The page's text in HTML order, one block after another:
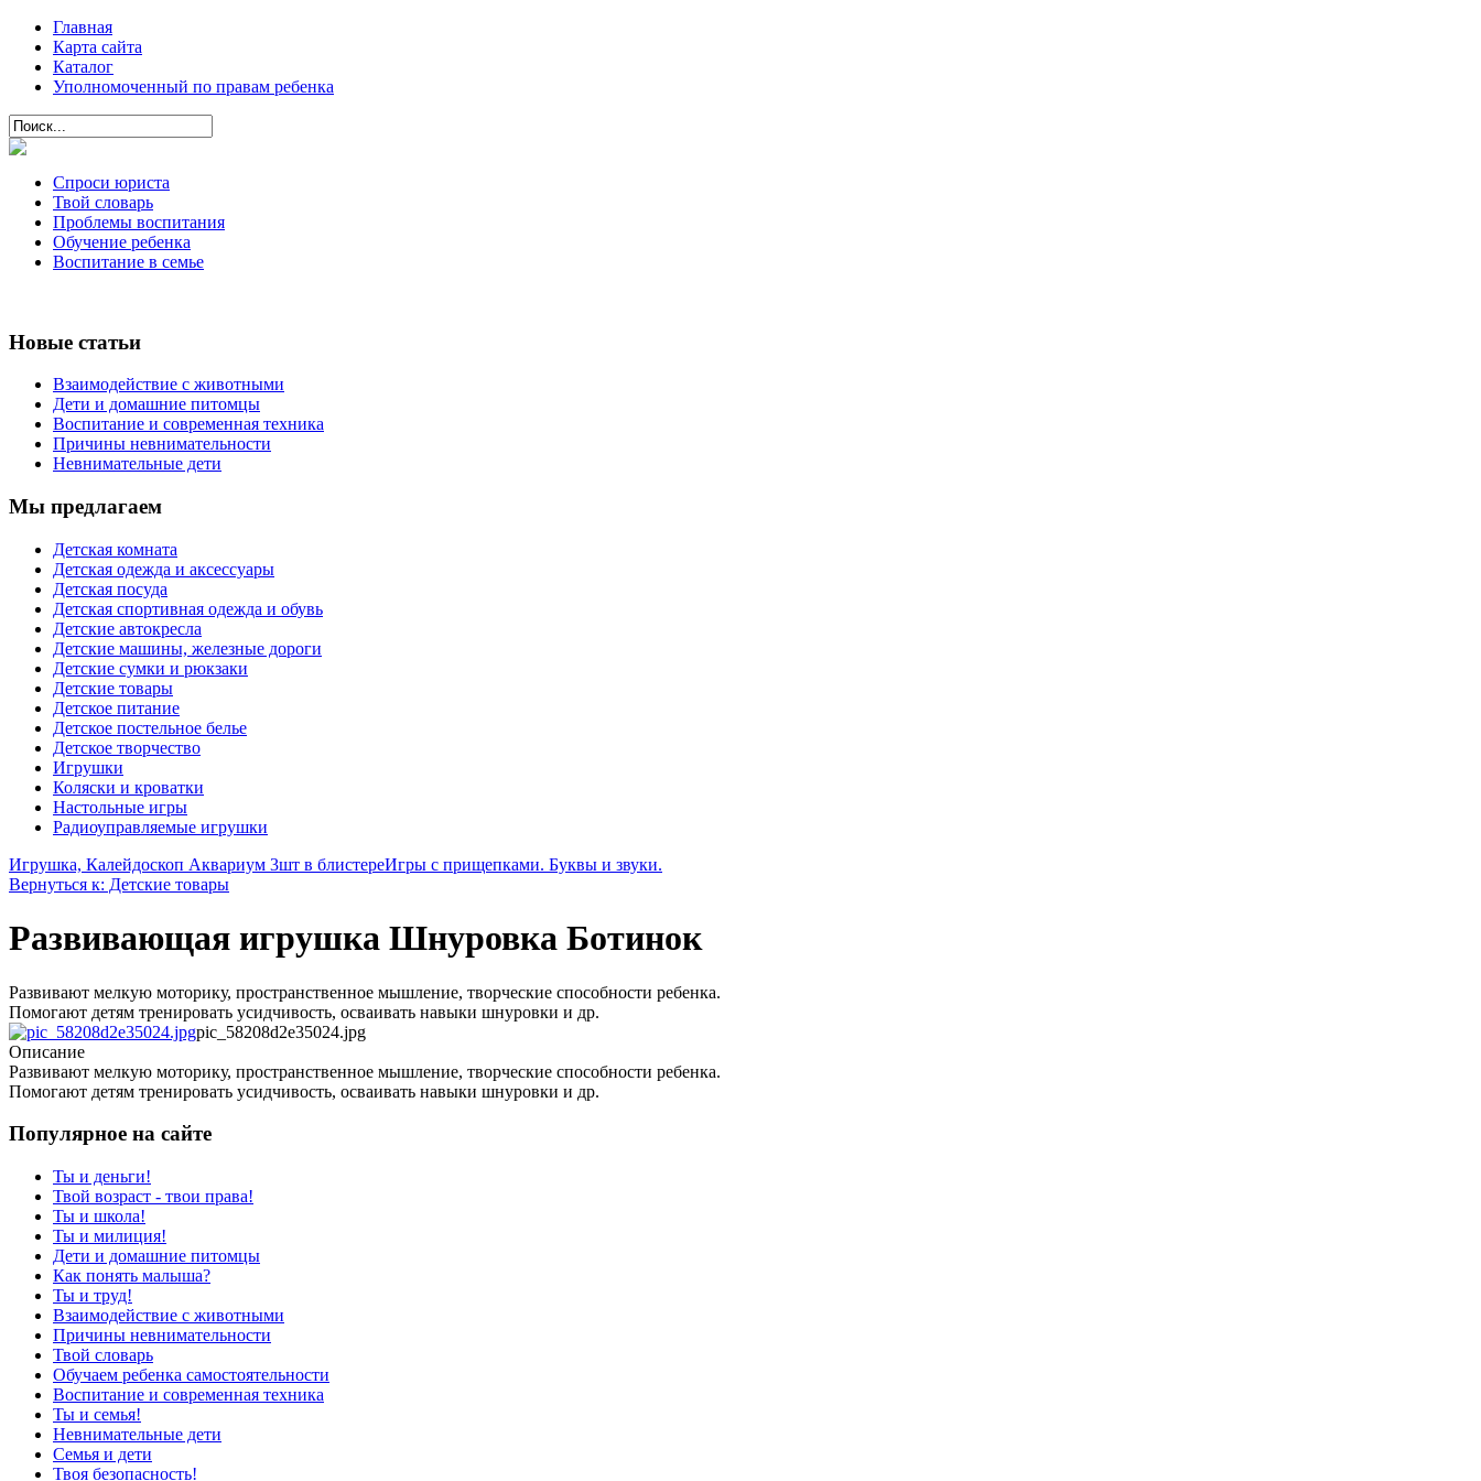
Главная
Карта сайта
Каталог
Уполномоченный по правам ребенка
Спроси юриста
Твой словарь
Проблемы воспитания
Обучение ребенка
Воспитание в семье
Новые статьи
Взаимодействие с животными
Дети и домашние питомцы
Воспитание и современная техника
Причины невнимательности
Невнимательные дети
Мы предлагаем
Детская комната
Детская одежда и аксессуары
Детская посуда
Детская спортивная одежда и обувь
Детские автокресла
Детские машины, железные дороги
Детские сумки и рюкзаки
Детские товары
Детское питание
Детское постельное белье
Детское творчество
Игрушки
Коляски и кроватки
Настольные игры
Радиоуправляемые игрушки
Игрушка, Калейдоскоп Аквариум 3шт в блистереИгры с прищепками. Буквы и звуки.
Вернуться к: Детские товары
Развивающая игрушка Шнуровка Ботинок
Развивают мелкую моторику, пространственное мышление, творческие способности ребенка.
Помогают детям тренировать усидчивость, осваивать навыки шнуровки и др.
pic_58208d2e35024.jpg
Описание
Развивают мелкую моторику, пространственное мышление, творческие способности ребенка.
Помогают детям тренировать усидчивость, осваивать навыки шнуровки и др.
Популярное на сайте
Ты и деньги!
Твой возраст - твои права!
Ты и школа!
Ты и милиция!
Дети и домашние питомцы
Как понять малыша?
Ты и труд!
Взаимодействие с животными
Причины невнимательности
Твой словарь
Обучаем ребенка самостоятельности
Воспитание и современная техника
Ты и семья!
Невнимательные дети
Семья и дети
Твоя безопасность!